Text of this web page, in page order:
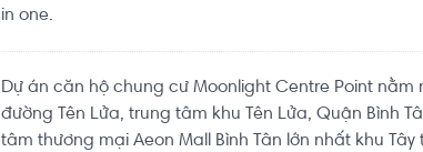
in one.
Dự án căn hộ chung cư Moonlight Centre Point nằm
đường Tên Lửa, trung tâm khu Tên Lửa, Quận Bình
tâm thương mại Aeon Mall Bình Tân lớn nhất khu